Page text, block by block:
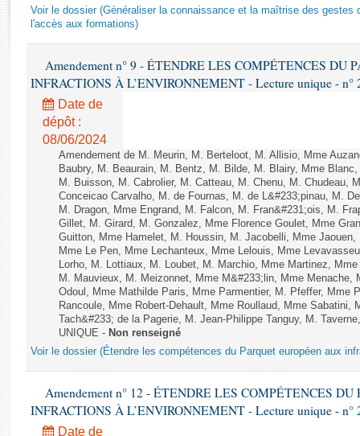
Rapports législatifs
Rapports sur l'application des lois
Baromètre de l’application des lois
Dossiers législatifs
Budget et sécurité sociale
Questions écrites et orales
Comptes rendus des débats
Voir le dossier (Généraliser la connaissance et la maîtrise des gestes
l'accès aux formations)
Amendement n° 9 - ÉTENDRE LES COMPÉTENCES DU
INFRACTIONS À L’ENVIRONNEMENT - Lecture unique - n°
Date de
dépôt :
08/06/2024
Amendement de M. Meurin, M. Berteloot, M. Allisio, Mme
Baubry, M. Beaurain, M. Bentz, M. Bilde, M. Blairy, Mme
M. Buisson, M. Cabrolier, M. Catteau, M. Chenu, M. Chudeau,
Conceicao Carvalho, M. de Fournas, M. de L&#233;pinau, M.
M. Dragon, Mme Engrand, M. Falcon, M. Fran&#231;ois, M.
Gillet, M. Girard, M. Gonzalez, Mme Florence Goulet, Mme
Guitton, Mme Hamelet, M. Houssin, M. Jacobelli, Mme
Mme Le Pen, Mme Lechanteux, Mme Lelouis, Mme
Lorho, M. Lottiaux, M. Loubet, M. Marchio, Mme Martinez,
M. Mauvieux, M. Meizonnet, Mme M&#233;lin, Mme Menache,
Odoul, Mme Mathilde Paris, Mme Parmentier, M. Pfeffer, Mme
Rancoule, Mme Robert-Dehault, Mme Roullaud, Mme
Tach&#233; de la Pagerie, M. Jean-Philippe Tanguy, M.
UNIQUE - Non renseigné
Voir le dossier (Étendre les compétences du Parquet européen aux
Amendement n° 12 - ÉTENDRE LES COMPÉTENCES
INFRACTIONS À L’ENVIRONNEMENT - Lecture unique - n°
Date de